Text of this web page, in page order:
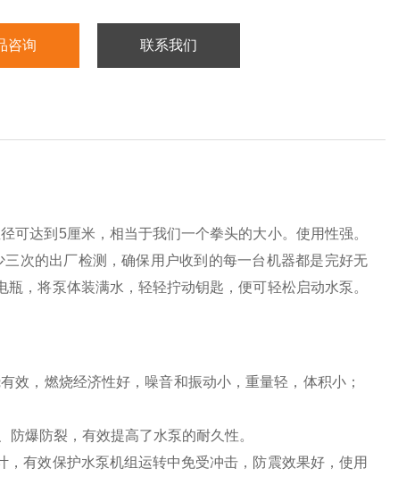
咨询 联系我们
可达到5厘米，相当于我们一个拳头的大小。使用性强。
次的出厂检测，确保用户收到的每一台机器都是完好无
，将泵体装满水，轻轻拧动钥匙，便可轻松启动水泵。
效，燃烧经济性好，噪音和振动小，重量轻，体积小；
防爆防裂，有效提高了水泵的耐久性。
有效保护水泵机组运转中免受冲击，防震效果好，使用